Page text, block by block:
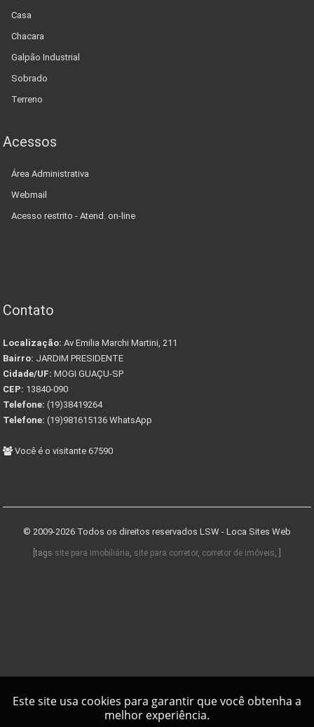
Casa
Chacara
Galpão Industrial
Sobrado
Terreno
Acessos
Área Administrativa
Webmail
Acesso restrito - Atend. on-line
Contato
Localização: Av Emilia Marchi Martini, 211
Bairro: JARDIM PRESIDENTE
Cidade/UF: MOGI GUAÇU-SP
CEP: 13840-090
Telefone: (19)38419264
Telefone: (19)981615136 WhatsApp
Você é o visitante 67590
© 2009-2026 Todos os direitos reservados LSW - Loca Sites Web
[tags site para imobiliária site para corretor, corretor de imóveis
Este site usa cookies para garantir que você obtenha a
melhor experiência.